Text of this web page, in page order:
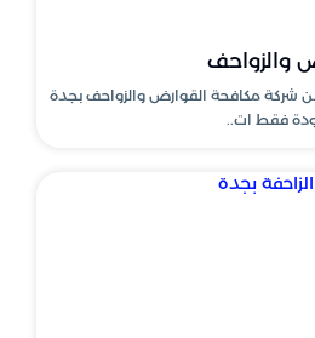
والزواحف
شركة مكافحة القوارض والزواحف بجدة
فقط ات..